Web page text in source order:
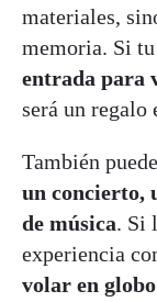
materiales,
memoria. Si tu
entrada para
será un regalo
También
un concierto,
de música. Si
experiencia
volar en